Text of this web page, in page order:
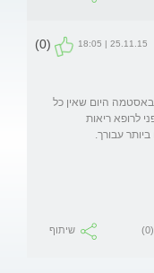
25.11.15 | 18:05
(0)
באסטמה היום שאין כל
לרופא ריאות
עבורך.
(0) שיתוף